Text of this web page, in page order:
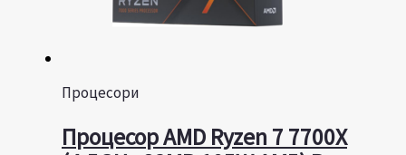
Процесори
Процесор AMD Ryzen 7 7700X